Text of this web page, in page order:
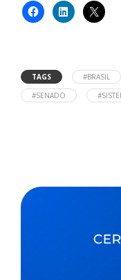
TAGS #BRASIL
#SENADO